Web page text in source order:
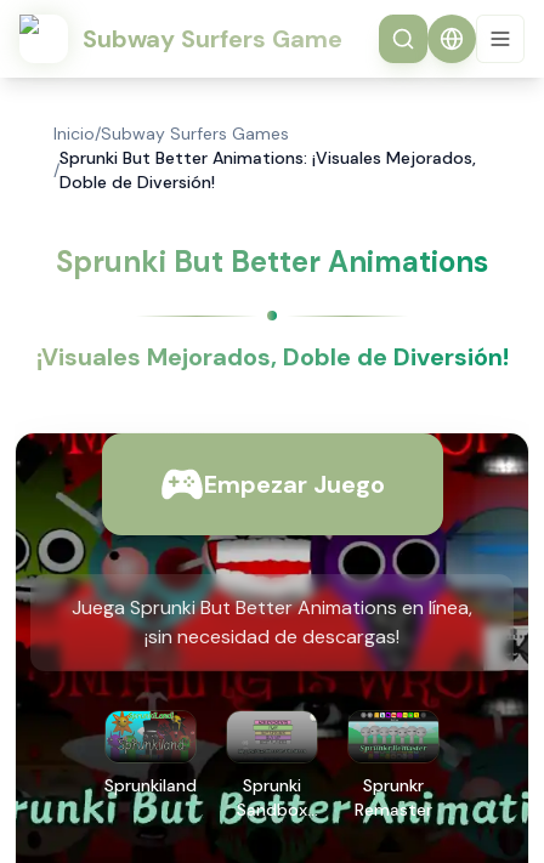
Subway Surfers Game
Inicio/Subway Surfers Games
/
Sprunki But Better Animations: ¡Visuales Mejorados,
Doble de Diversión!
Sprunki But Better Animations
¡Visuales Mejorados, Doble de Diversión!
Empezar Juego
Juega Sprunki But Better Animations en línea,
¡sin necesidad de descargas!
Sprunkiland
Sprunki
Sandbox
On The
Sprunkr
Remaster